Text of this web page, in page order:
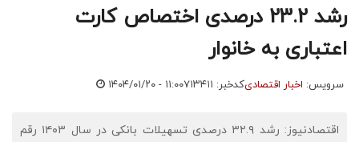
رشد 23.2 درصدی اختصاص کارت
اعتباری به خانوار
سرویس: اخبار اقتصادیکدخبر: ۷۱۳۴۱۱ ۱۴۰۴/۰۱/۲۰ - ۱۱:۰۰
اقتصادنیوز: رشد ۳۲.۹ درصدی تسهیلات بانکی در سال ۱۴۰۳ رقم